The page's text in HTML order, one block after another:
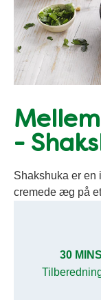
-
Shakshuka er en
cremede æg på
30 MINS